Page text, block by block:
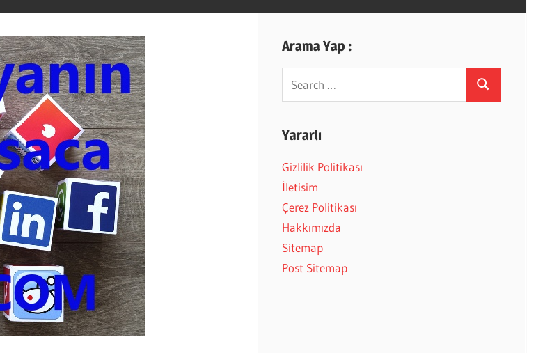
Arama Yap :
Search
Yararlı
Gizlilik Politikası
İletisim
Çerez Politikası
Hakkımızda
Sitemap
Post Sitemap